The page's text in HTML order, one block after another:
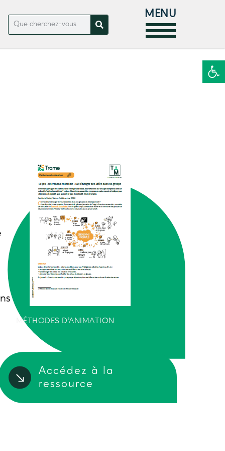
Ouvrir
MENU
MÉTHODES D'ANIMATION
Accédez à la
ressource